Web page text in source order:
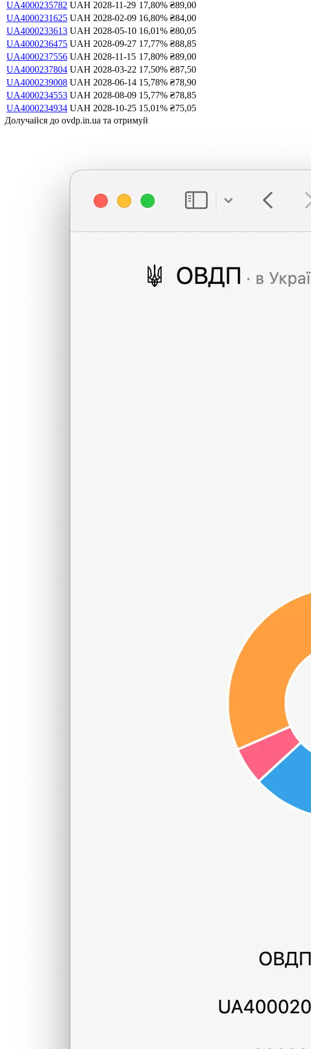
UA4000235782 UAH 2028-11-29 17,80% ₴89,00
UA4000231625 UAH 2028-02-09 16,80% ₴84,00
UA4000233613 UAH 2028-05-10 16,01% ₴80,05
UA4000236475 UAH 2028-09-27 17,77% ₴88,85
UA4000237556 UAH 2028-11-15 17,80% ₴89,00
UA4000237804 UAH 2028-03-22 17,50% ₴87,50
UA4000239008 UAH 2028-06-14 15,78% ₴78,90
UA4000234553 UAH 2028-08-09 15,77% ₴78,85
UA4000234934 UAH 2028-10-25 15,01% ₴75,05
Долучайся до ovdp.in.ua та отримуй